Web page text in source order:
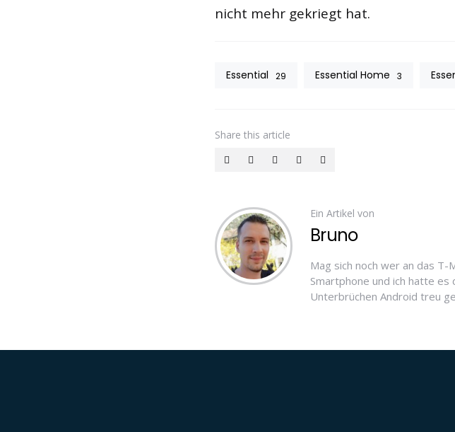
nicht mehr gekriegt hat.
Essential 29 Essential Home 3
Share this article
Ein Artikel von
Bruno
Mag sich noch wer an das
Smartphone und ich hatte es
Unterbrüchen Android treu